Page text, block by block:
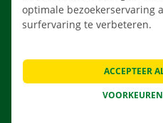
optimale bezoekerservaring
surfervaring te verbeteren.
ACCEPTEER